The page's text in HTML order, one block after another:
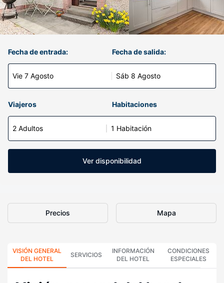
Fecha de entrada:
Vie 7 Agosto
Fecha de salida:
Sáb 8 Agosto
Viajeros Habitaciones
2 Adultos 1 Habitación
Ver disponibilidad
Precios Mapa
VISIÓN GENERAL
DEL HOTEL
SERVICIOS
INFORMACIÓN
DEL HOTEL
CONDICIONES
ESPECIALES